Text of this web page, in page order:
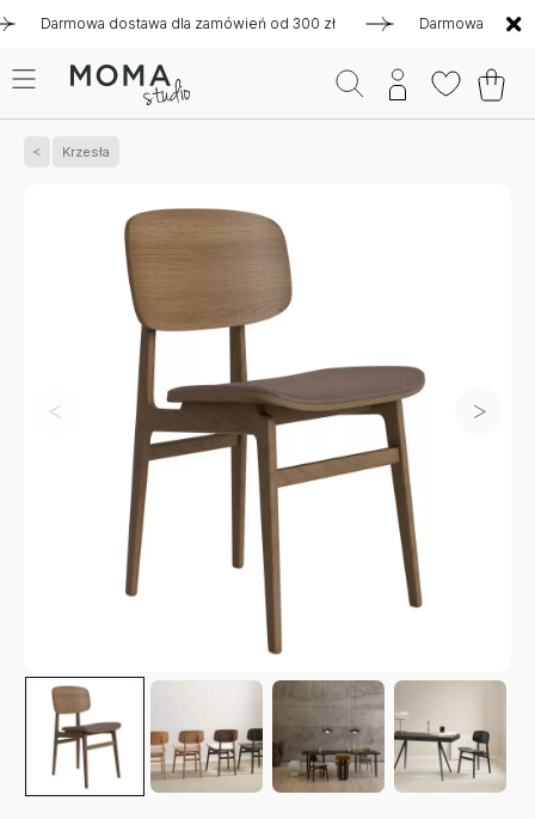
dostawa dla zamówień od 300 zł Darmowa dostawa
Krzesła